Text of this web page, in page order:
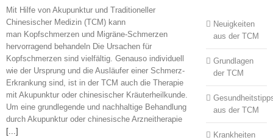
Mit Hilfe von Akupunktur und Traditioneller
Chinesischer Medizin (TCM) kann
man Kopfschmerzen und Migräne-Schmerzen
hervorragend behandeln Die Ursachen für
Kopfschmerzen sind vielfältig. Genauso individuell
wie der Ursprung und die Ausläufer einer Schmerz-
Erkrankung sind, ist in der TCM auch die Therapie
mit Akupunktur oder chinesischer Kräuterheilkunde.
Um eine grundlegende und nachhaltige Behandlung
durch Akupunktur oder chinesische Arzneitherapie
[...]
Neuigkeiten
aus der TCM
Grundlagen
der TCM
aus der TCM
Krankheiten